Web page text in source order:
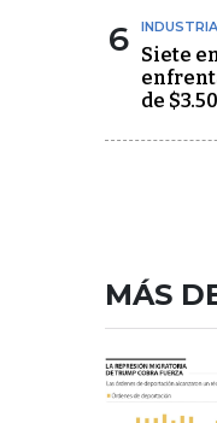
6 INDUSTRIA
Siete
de
MÁS